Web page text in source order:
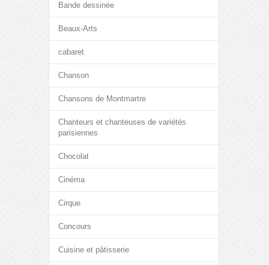
Bande dessinée
Beaux-Arts
cabaret
Chanson
Chansons de Montmartre
Chanteurs et chanteuses de variétés
parisiennes
Chocolat
Cinéma
Cirque
Concours
Cuisine et pâtisserie